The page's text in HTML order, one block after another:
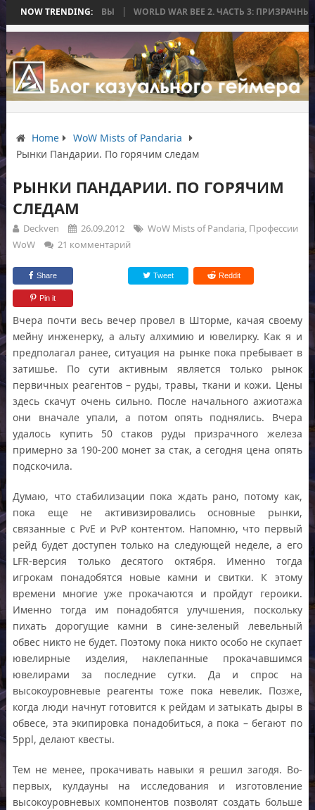
NOW TRENDING:
БЕЗ БИТВЫ WORLD WAR BEE 2. ЧАСТЬ 3: ПРИЗРАЧНЫЕ
Home
WoW Mists of Pandaria
Рынки Пандарии. По горячим следам
РЫНКИ ПАНДАРИИ. ПО ГОРЯЧИМ
СЛЕДАМ
Deckven 26.09.2012 WoW Mists of Pandaria Профессии
WoW
21 комментарий
Share Tweet Reddit
Pin it
Вчера почти весь вечер провел в Шторме, качая своему
мейну инженерку, а альту алхимию и ювелирку. Как я и
предполагал ранее, ситуация на рынке пока пребывает в
затишье. По сути активным является только рынок
первичных реагентов – руды, травы, ткани и кожи. Цены
здесь скачут очень сильно. После начального ажиотажа
они вначале упали, а потом опять поднялись. Вчера
удалось купить 50 стаков руды призрачного железа
примерно за 190-200 монет за стак, а сегодня цена опять
подскочила.
Думаю, что стабилизации пока ждать рано, потому как,
пока еще не активизировались основные рынки,
связанные с PvE и PvP контентом. Напомню, что первый
рейд будет доступен только на следующей неделе, а его
LFR-версия только десятого октября. Именно тогда
игрокам понадобятся новые камни и свитки. К этому
времени многие уже прокачаются и пройдут героики.
Именно тогда им понадобятся улучшения, поскольку
пихать дорогущие камни в сине-зеленый левельный
обвес никто не будет. Поэтому пока никто особо не скупает
ювелирные изделия, наклепанные прокачавшимся
ювелирами за последние сутки. Да и спрос на
высокоуровневые реагенты тоже пока невелик. Позже,
когда люди начнут готовится к рейдам и затыкать дыры в
обвесе, эта экипировка понадобиться, а пока – бегают по
5ppl, делают квесты.
Тем не менее, прокачивать навыки я решил загодя. Во-
первых, кулдауны на исследования и изготовление
высокоуровневых компонентов позволят создать больше